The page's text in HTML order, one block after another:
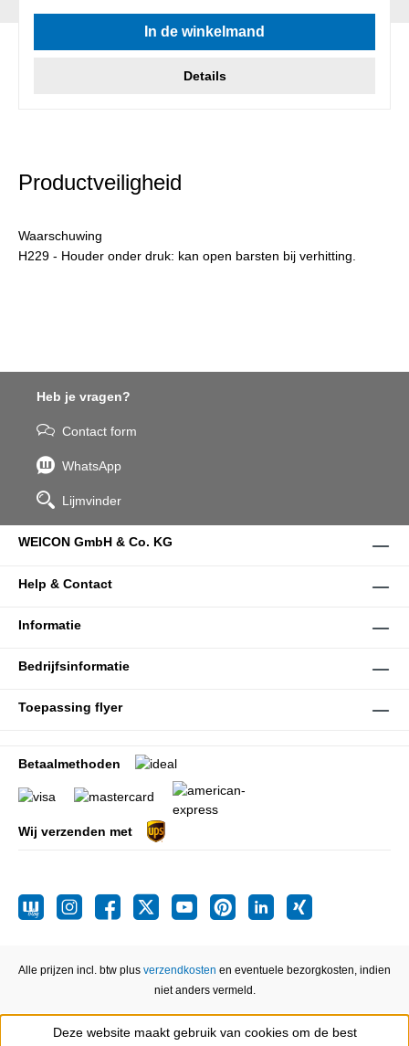
In de winkelmand
Details
Productveiligheid
Waarschuwing
H229 - Houder onder druk: kan open barsten bij verhitting.
Heb je vragen?
Contact form
WhatsApp
Lijmvinder
WEICON GmbH & Co. KG
Help & Contact
Informatie
Bedrijfsinformatie
Toepassing flyer
Betaalmethoden
Wij verzenden met
Alle prijzen incl. btw plus verzendkosten en eventuele bezorgkosten, indien
niet anders vermeld.
Deze website maakt gebruik van cookies om de best